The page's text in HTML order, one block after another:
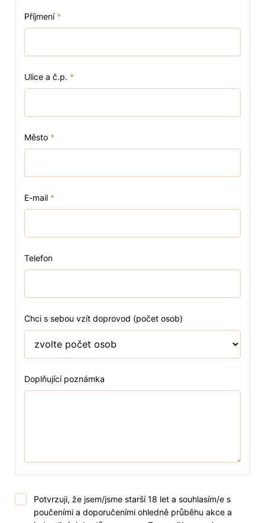
Příjmení *
Ulice a č.p. *
Město *
E-mail *
Telefon
Chci s sebou vzít doprovod (počet osob)
Doplňující poznámka
Potvrzuji, že jsem/jsme starší 18 let a souhlasím/e s
poučeními a doporučeními ohledně průběhu akce a